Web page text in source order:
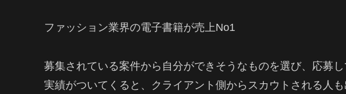
ファッション業界の電子書籍が売上No1
募集されている案件から自分ができそうなものを選び、応募
実績がついてくると、クライアント側からスカウトされる人も